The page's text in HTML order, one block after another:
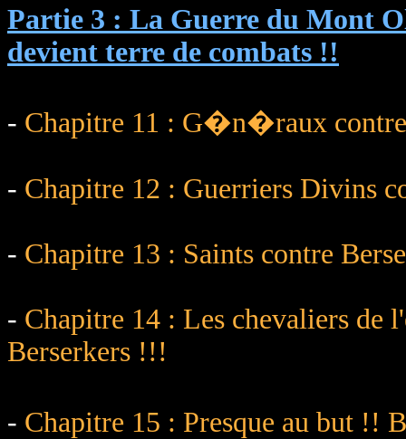
Partie 3 : La Guerre du Mont
devient terre de combats !!
- Chapitre 11 : G�n�raux
- Chapitre 12 : Guerriers Divins
- Chapitre 13 : Saints contre
- Chapitre 14 : Les chevaliers de
Berserkers !!!
- Chapitre 15 : Presque au but